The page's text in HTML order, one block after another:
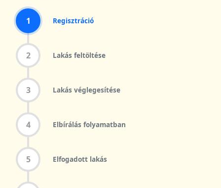
1 Regisztráció
2 Lakás feltöltése
3 Lakás véglegesítése
4 Elbírálás folyamatban
5 Elfogadott lakás